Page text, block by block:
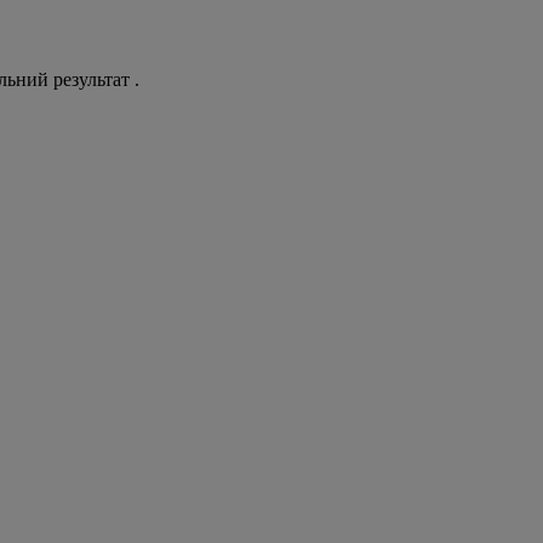
результат .